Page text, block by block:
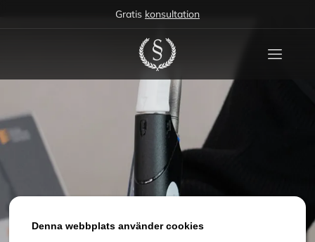
Gratis konsultation
Denna webbplats använder cookies